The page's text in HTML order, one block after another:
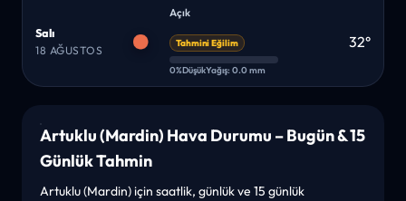
Salı
18 AĞUSTOS
Açık
Tahmini Eğilim
0%DüşükYağış: 0.0 mm
32°
Artuklu (Mardin) Hava Durumu – Bugün & 15
Günlük Tahmin
Artuklu (Mardin) için saatlik, günlük ve 15 günlük